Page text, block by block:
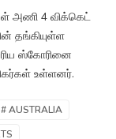
அணி 4 விக்கெட்
தங்கியுள்ள
ஸ்கோரினை
உள்ளனர்.
# AUSTRALIA